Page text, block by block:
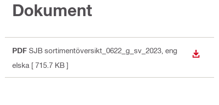
Dokument
PDF SJB sortimentöversikt_0622_g_sv_2023 , eng
elska [ 715.7 KB ]
LADDA